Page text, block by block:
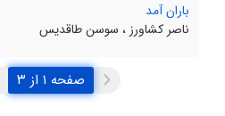
باران آمد
ناصر کشاورز ، سوسن طاقدیس
صفحه ۱ از ۳